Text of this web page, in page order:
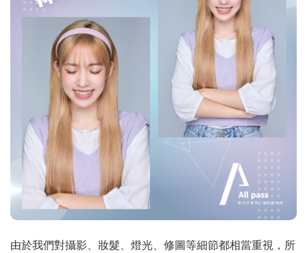
由於我們對攝影、妝髮、燈光、修圖等細節都相當重視，所